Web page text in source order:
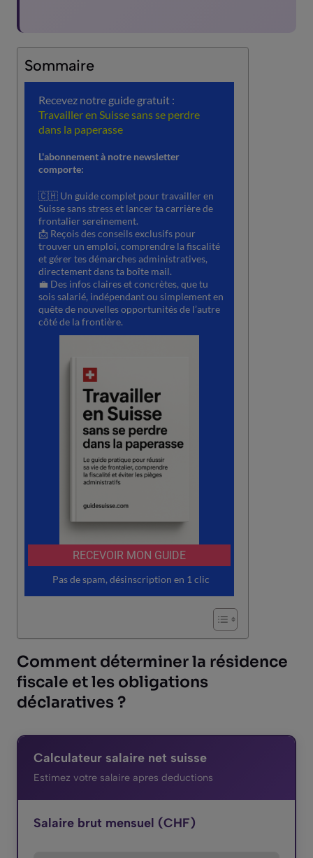
Sommaire
Comment déterminer la résidence
fiscale et les obligations
déclaratives ?
Calculateur salaire net suisse
Estimez votre salaire apres deductions
Salaire brut mensuel (CHF)